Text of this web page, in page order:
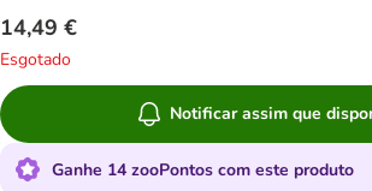
14,49 €
Esgotado
Notificar assim que
Ganhe 14 zooPontos com este produto